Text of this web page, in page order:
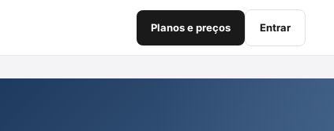
Planos e preços Entrar